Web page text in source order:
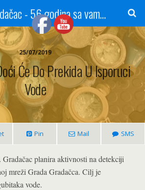
Radio Gradačac - 56 godina sa vama...
25/07/2019
Će Do Prekida U Isporuci
Vode
Pin Mail SMS
planira aktivnosti na detekciji
mreži Grada Gradačca. Cilj je
vode.